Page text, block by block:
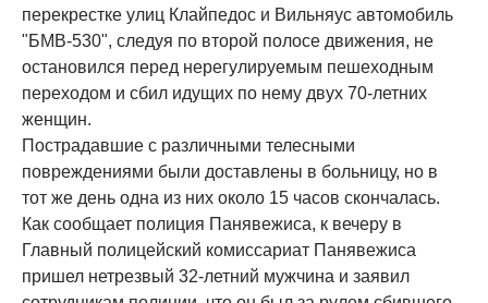
перекрестке улиц Клайпедос и Вильняус автомобиль
"БМВ-530", следуя по второй полосе движения, не
остановился перед нерегулируемым пешеходным
переходом и сбил идущих по нему двух 70-летних
женщин.
Пострадавшие с различными телесными
повреждениями были доставлены в больницу, но в
тот же день одна из них около 15 часов скончалась.
Как сообщает полиция Панявежиса, к вечеру в
Главный полицейский комиссариат Панявежиса
пришел нетрезвый 32-летний мужчина и заявил